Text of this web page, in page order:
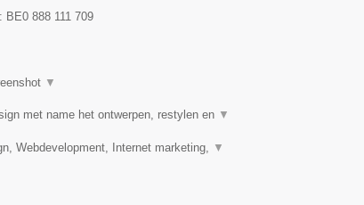
BE0 888 111 709
▼
met name het ontwerpen, restylen en ▼
Webdevelopment, Internet marketing, ▼